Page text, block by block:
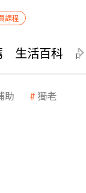
課程
生活百科
助 獨老